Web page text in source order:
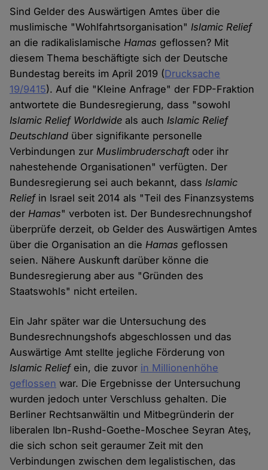
Sind Gelder des Auswärtigen Amtes über die
muslimische "Wohlfahrtsorganisation"Islamic Relief
an die radikalislamischeHamas geflossen? Mit
diesem Thema beschäftigte sich der Deutsche
Bundestag bereits im April 2019 (Drucksache
19/9415). Auf die "Kleine Anfrage" der FDP-Fraktion
antwortete die Bundesregierung, dass "sowohl
Islamic Relief Worldwide als auchIslamic Relief
Deutschland über signifikante personelle
Verbindungen zurMuslimbruderschaftoder ihr
nahestehende Organisationen" verfügten. Der
Bundesregierung sei auch bekannt, dassIslamic
Reliefin Israel seit 2014 als "Teil des Finanzsystems
derHamas" verboten ist. Der Bundesrechnungshof
überprüfe derzeit, ob Gelder des Auswärtigen Amtes
über die Organisation an dieHamas geflossen
seien. Nähere Auskunft darüber könne die
Bundesregierung aber aus "Gründen des
Staatswohls" nicht erteilen.
Ein Jahr später war die Untersuchung des
Bundesrechnungshofs abgeschlossen und das
Auswärtige Amt stellte jegliche Förderung von
Islamic Reliefein, die zuvor in Millionenhöhe
geflossen war. Die Ergebnisse der Untersuchung
wurden jedoch unter Verschluss gehalten. Die
Berliner Rechtsanwältin und Mitbegründerin der
liberalen Ibn-Rushd-Goethe-Moschee Seyran Ateş,
die sich schon seit geraumer Zeit mit den
Verbindungen zwischen dem legalistischen, das